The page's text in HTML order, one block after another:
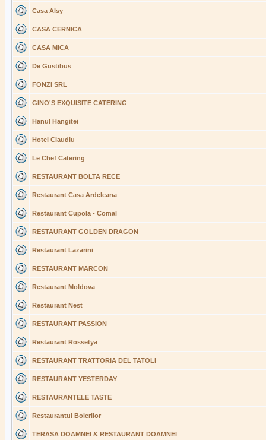
Casa Alsy
CASA CERNICA
CASA MICA
De Gustibus
FONZI SRL
GINO'S EXQUISITE CATERING
Hanul Hangitei
Hotel Claudiu
Le Chef Catering
RESTAURANT BOLTA RECE
Restaurant Casa Ardeleana
Restaurant Cupola - Comal
RESTAURANT GOLDEN DRAGON
Restaurant Lazarini
RESTAURANT MARCON
Restaurant Moldova
Restaurant Nest
RESTAURANT PASSION
Restaurant Rossetya
RESTAURANT TRATTORIA DEL TATOLI
RESTAURANT YESTERDAY
RESTAURANTELE TASTE
Restaurantul Boierilor
TERASA DOAMNEI & RESTAURANT DOAMNEI